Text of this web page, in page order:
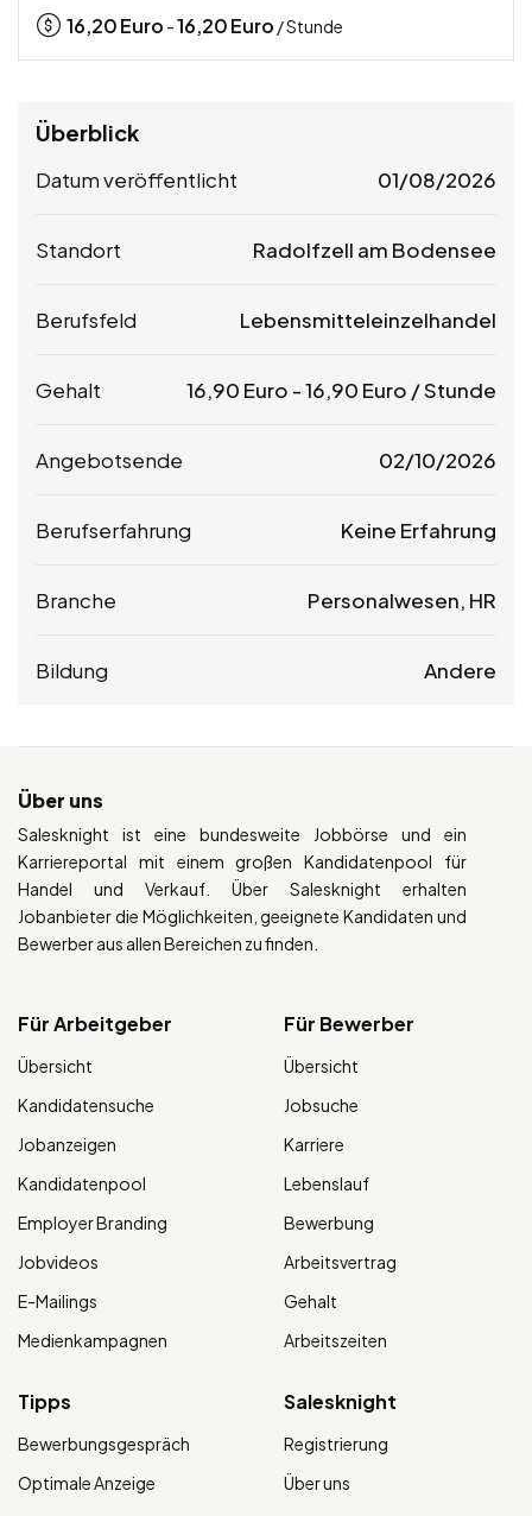
16,20Euro -16,20Euro / Stunde
Überblick
Datum veröffentlicht 01/08/2026
Standort Radolfzell am Bodensee
Berufsfeld Lebensmitteleinzelhandel
Gehalt 16,90 Euro -16,90 Euro / Stunde
Angebotsende 02/10/2026
Berufserfahrung Keine Erfahrung
Branche Personalwesen, HR
Bildung Andere
Über uns
Salesknight ist eine bundesweite Jobbörse und ein
Karriereportal mit einem großen Kandidatenpool für
Handel und Verkauf. Über Salesknight erhalten
Jobanbieter die Möglichkeiten, geeignete Kandidaten und
Bewerber aus allen Bereichen zu finden.
Für Arbeitgeber
Übersicht
Kandidatensuche
Jobanzeigen
Kandidatenpool
Employer Branding
Jobvideos
E-Mailings
Medienkampagnen
Für Bewerber
Übersicht
Jobsuche
Karriere
Lebenslauf
Bewerbung
Arbeitsvertrag
Gehalt
Arbeitszeiten
Tipps
Bewerbungsgespräch
Optimale Anzeige
Salesknight
Registrierung
Über uns